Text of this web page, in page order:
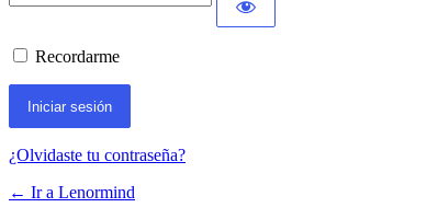
Recordarme
¿Olvidaste tu contraseña?
← Ir a Lenormind